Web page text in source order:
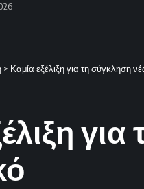
> Καμία εξέλιξη για τη σύγκληση